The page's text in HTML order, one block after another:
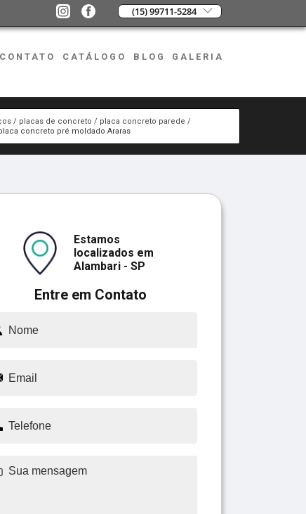
(15) 99711-5284
CONTATO CATÁLOGO BLOG GALERIA
placas de concreto
placa concreto parede
concreto pré moldado Araras
Entre em Contato
Estamos
localizados em
Alambari - SP